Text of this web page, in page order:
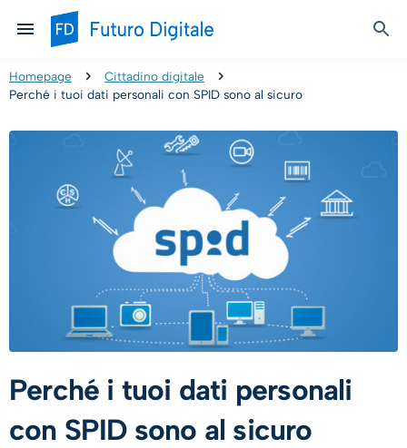
Homepage
Cittadino digitale
Perché i tuoi dati personali con SPID sono al sicuro
Perché i tuoi dati personali
con SPID sono al sicuro